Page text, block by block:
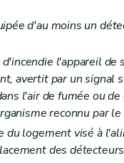
d'au moins un
l'appareil
avertit par un signal
l'air de fumée ou
reconnu par
du logement visé à
des